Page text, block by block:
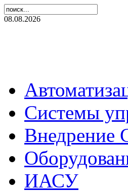
08.08.2026
Системы
Внедрение
ИАСУ